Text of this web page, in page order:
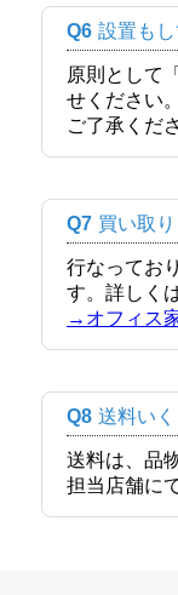
Q6 設置も
原則として
せください
ご了承くだ
Q7 買い取
行なってお
す。詳しく
→オフィス
Q8 送料い
送料は、品
担当店舗に